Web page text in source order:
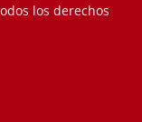
los derechos